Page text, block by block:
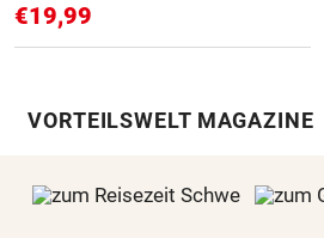
€19,99
VORTEILSWELT MAGAZINE